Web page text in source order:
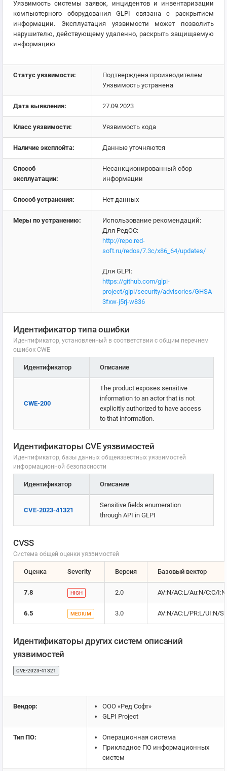
Уязвимость системы заявок, инцидентов и инвентаризации
компьютерного оборудования GLPI связана с раскрытием
информации. Эксплуатация уязвимости может позволить
нарушителю, действующему удаленно, раскрыть защищаемую
информацию
Статус уязвимости:
Подтверждена производителем
Уязвимость устранена
Дата выявления: 27.09.2023
Класс уязвимости: Уязвимость кода
Наличие эксплойта: Данные уточняются
Способ
эксплуатации:
Несанкционированный сбор
информации
Способ устранения: Нет данных
Меры по устранению:
Использование рекомендаций:
Для РедОС:
http://repo.red-
soft.ru/redos/7.3c/x86_64/updates/
Для GLPI:
https://github.com/glpi-
project/glpi/security/advisories/GHSA-
3fxw-j5rj-w836
Идентификатор типа ошибки
Идентификатор, установленный в соответствии с общим перечнем
ошибок CWE
Идентификатор Описание
CWE-200
The product exposes sensitive
information to an actor that is not
explicitly authorized to have access
to that information.
Идентификаторы CVE уязвимостей
Идентификатор, базы данных общеизвестных уязвимостей
информационной безопасности
Идентификатор Описание
CVE-2023-41321
Sensitive fields enumeration
through API in GLPI
CVSS
Система общей оценки уязвимостей
Оценка Severity Версия Базовый вектор
7.8 HIGH 2.0 AV:N/AC:L/Au:N/C:C/
6.5 MEDIUM 3.0 AV:N/AC:L/PR:L/UI:N/
Идентификаторы других систем описаний
уязвимостей
CVE-2023-41321
Вендор:
ООО «Ред Софт»
GLPI Project
Тип ПО:
Операционная система
Прикладное ПО информационных
систем